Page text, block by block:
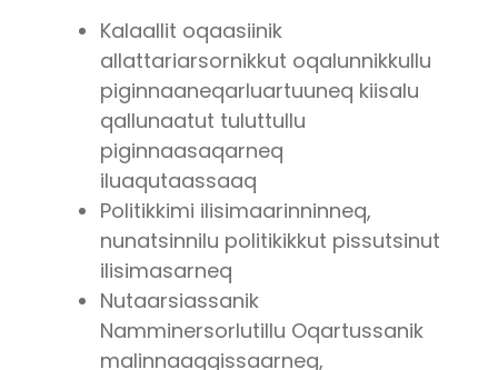
Kalaallit oqaasiinik
allattariarsornikkut oqalunnikkullu
piginnaaneqarluartuuneq kiisalu
qallunaatut tuluttullu
piginnaasaqarneq
iluaqutaassaaq
Politikkimi ilisimaarinninneq,
nunatsinnilu politikikkut pissutsinut
ilisimasarneq
Nutaarsiassanik
Namminersorlutillu Oqartussanik
malinnaaqqissaarneq,